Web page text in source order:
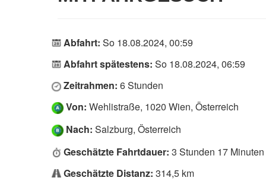
Abfahrt: So 18.08.2024, 00:59
Abfahrt spätestens: So 18.08.2024, 06:59
Zeitrahmen: 6 Stunden
Von: Wehlistraße, 1020 Wien, Österreich
Nach: Salzburg, Österreich
Geschätzte Fahrtdauer: 3 Stunden 17 Minuten
Geschätzte Distanz: 314,5 km